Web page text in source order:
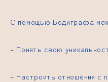
С помощью Бодиграфа
– Понять свою
– Настроить отношения с